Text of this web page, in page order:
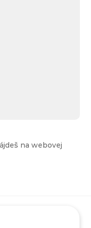
na webovej